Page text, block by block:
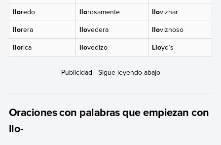
lloredo llorosamente lloviznar
llorera llovedera lloviznoso
llorica llovedizo Lloyd’s
Oraciones con palabras que empiezan con
llo-